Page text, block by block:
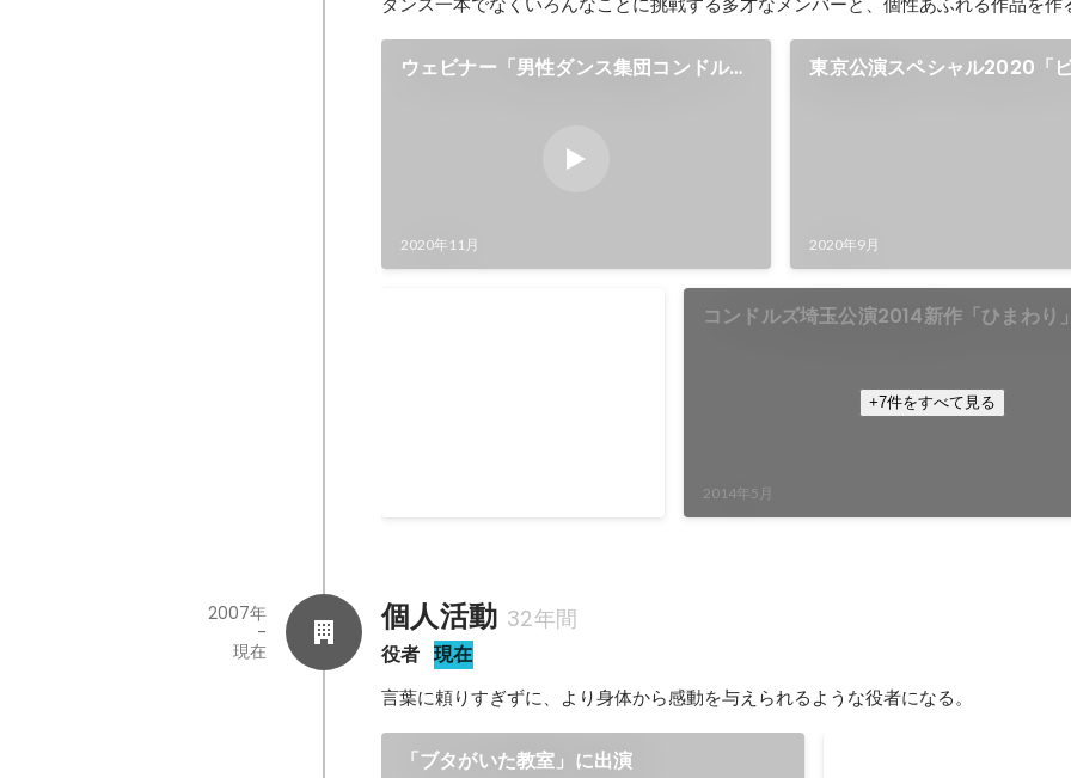
ウェビナー「男性ダンス集団コンドルズ
2020年11月
東京公演スペシャル2020「
2020年9月
コンドルズ埼玉公演2014新作「ひまわり
2014年5月
+7件をすべて見る
個人活動 32年間
役者 現在
2007年
-
現在
言葉に頼りすぎずに、より身体から感動を与えられるような役者になる。
「ブタがいた教室」に出演